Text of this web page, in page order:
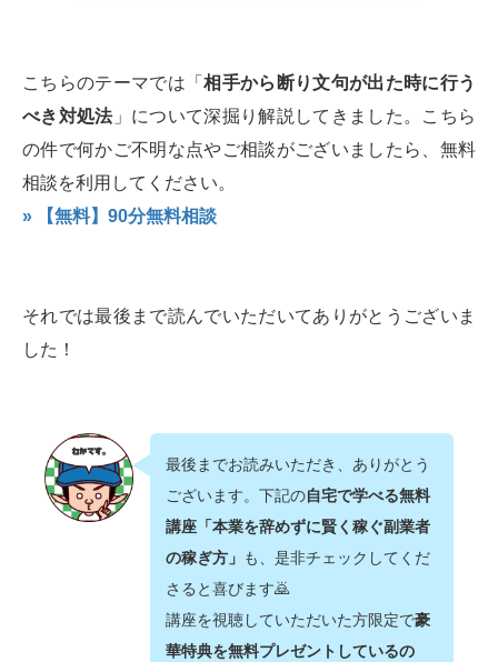
こちらのテーマでは「相手から断り文句が出た時に行う
べき対処法」について深掘り解説してきました。こちら
の件で何かご不明な点やご相談がございましたら、無料
相談を利用してください。
» 【無料】90分無料相談
それでは最後まで読んでいただいてありがとうございま
した！
最後までお読みいただき、ありがとう
ございます。下記の自宅で学べる無料
講座「本業を辞めずに賢く稼ぐ副業者
の稼ぎ方」 も、是非チェックしてくだ
さると喜びます🙇‍
講座を視聴していただいた方限定で豪
華特典を無料プレゼントしているの